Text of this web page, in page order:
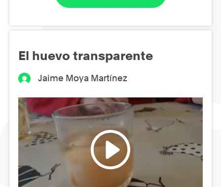
El huevo transparente
Jaime Moya Martínez